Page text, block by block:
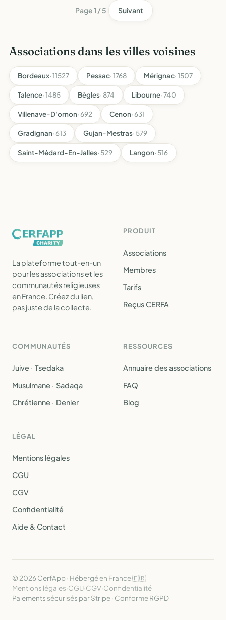
Page 1 / 5 Suivant
Associations dans les villes voisines
Bordeaux· 11527 Pessac· 1768 Mérignac· 1507
Talence· 1485 Bègles· 874 Libourne· 740
Villenave-D'ornon· 692 Cenon· 631
Gradignan· 613 Gujan-Mestras· 579
Saint-Médard-En-Jalles· 529 Langon· 516
La plateforme tout-en-un
pour les associations et les
communautés religieuses
en France. Créez du lien,
pas juste de la collecte.
PRODUIT
Associations
Membres
Tarifs
Reçus CERFA
COMMUNAUTÉS
Juive · Tsedaka
Musulmane · Sadaqa
Chrétienne · Denier
RESSOURCES
Annuaire des associations
FAQ
Blog
LÉGAL
Mentions légales
CGU
CGV
Confidentialité
Aide & Contact
© 2026 CerfApp · Hébergé en France 🇫🇷
Mentions légales·CGU·CGV·Confidentialité
Paiements sécurisés par Stripe · Conforme RGPD